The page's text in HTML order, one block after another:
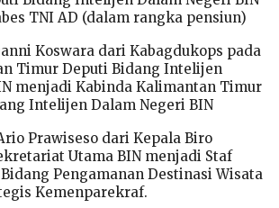
TNI AD (dalam rangka pensiun)
Koswara dari Kabagdukops pada
Timur Deputi Bidang Intelijen
menjadi Kabinda Kalimantan Timur
Intelijen Dalam Negeri BIN
Prawiseso dari Kepala Biro
Utama BIN menjadi Staf
Pengamanan Destinasi Wisata
Kemenparekraf.